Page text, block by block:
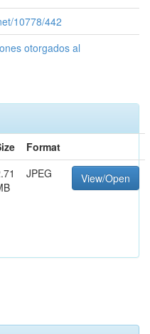
10778/442
otorgados al
Format
JPEG View/Open